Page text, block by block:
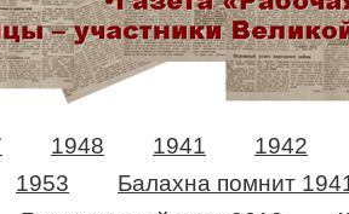
1948 1941
1942
1953
Балахна помнит